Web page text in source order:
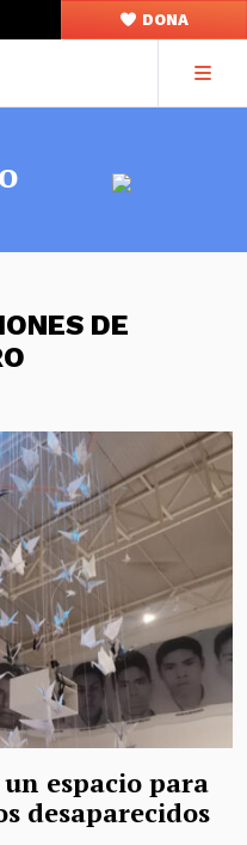
DONA
DE
espacio para
desaparecidos